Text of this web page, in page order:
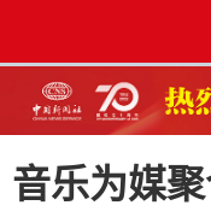
音乐为媒